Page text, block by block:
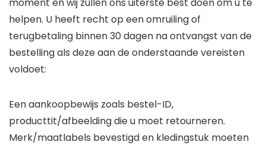
helpen. U heeft recht op een omruiling of
terugbetaling binnen 30 dagen na ontvangst van de
bestelling als deze aan de onderstaande vereisten
voldoet:
Een aankoopbewijs zoals bestel-ID,
producttit/afbeelding die u moet retourneren.
Merk/maatlabels bevestigd en kledingstuk moeten